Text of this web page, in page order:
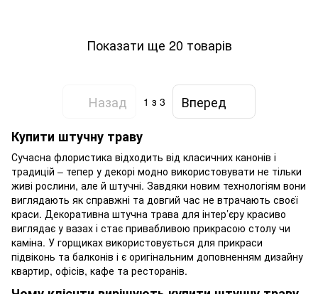
Показати ще 20 товарів
Назад 1 з 3
Вперед
Купити штучну траву
Сучасна флористика відходить від класичних канонів і
традицій – тепер у декорі модно використовувати не тільки
живі рослини, але й штучні. Завдяки новим технологіям вони
виглядають як справжні та довгий час не втрачають своєї
краси. Декоративна штучна трава для інтер’єру красиво
виглядає у вазах і стає привабливою прикрасою столу чи
каміна. У горщиках використовується для прикраси
підвіконь та балконів і є оригінальним доповненням дизайну
квартир, офісів, кафе та ресторанів.